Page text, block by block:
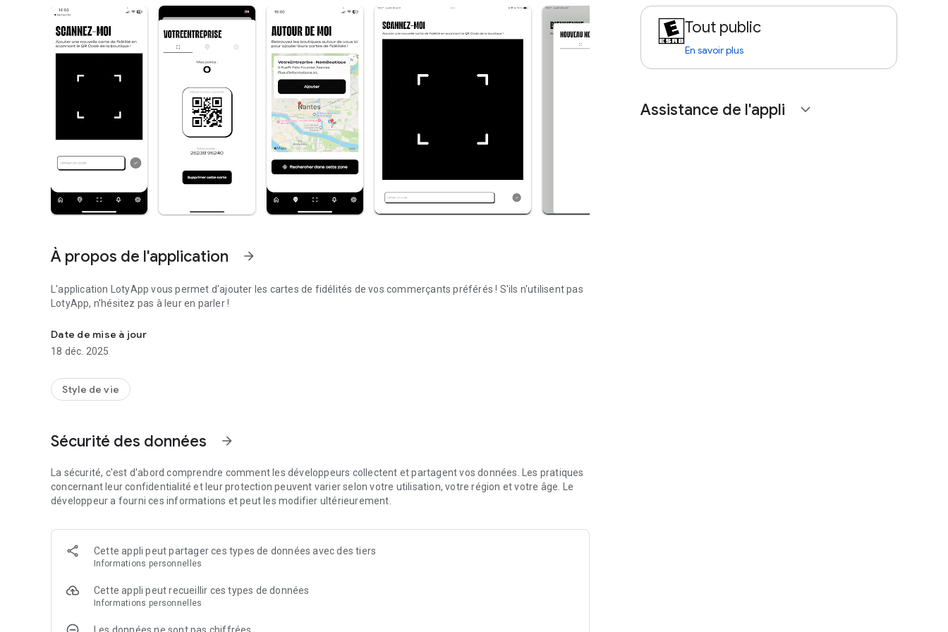
À propos de l'application arrow_forward
L'application LotyApp vous permet d'ajouter les cartes de fidélités de vos commerçants préférés ! S'ils n'utilisent pas
LotyApp, n'hésitez pas à leur en parler !
Date de mise à jour
18 déc. 2025
Style de vie
Sécurité des données arrow_forward
La sécurité, c'est d'abord comprendre comment les développeurs collectent et partagent vos données. Les pratiques
concernant leur confidentialité et leur protection peuvent varier selon votre utilisation, votre région et votre âge. Le
développeur a fourni ces informations et peut les modifier ultérieurement.
Cette appli peut partager ces types de données avec des tiers
Informations personnelles
Cette appli peut recueillir ces types de données
Informations personnelles
Tout public
En savoir plus
Assistance de l'appli expand_more